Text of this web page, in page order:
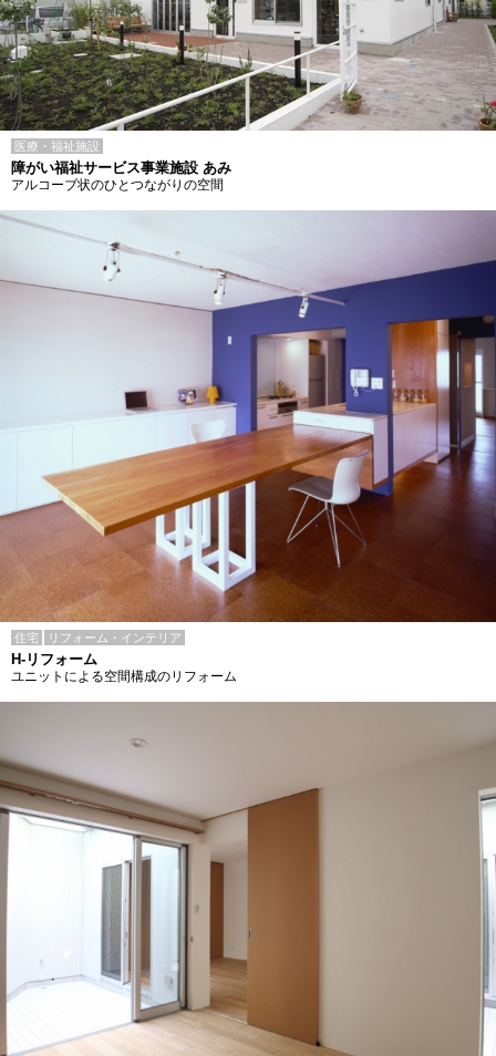
医療・福祉施設
障がい福祉サービス事業施設 あみ
アルコーブ状のひとつながりの空間
住宅 リフォーム・インテリア
H-リフォーム
ユニットによる空間構成のリフォーム